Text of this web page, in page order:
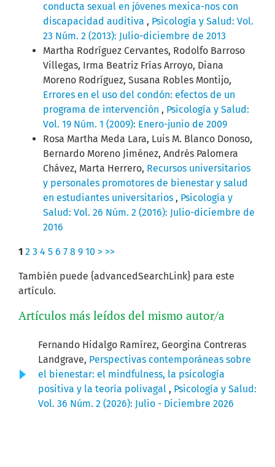
conducta sexual en jóvenes mexica-nos con
discapacidad auditiva , Psicología y Salud: Vol.
23 Núm. 2 (2013): Julio-diciembre de 2013
Martha Rodríguez Cervantes, Rodolfo Barroso
Villegas, Irma Beatriz Frías Arroyo, Diana
Moreno Rodríguez, Susana Robles Montijo,
Errores en el uso del condón: efectos de un
programa de intervención , Psicología y Salud:
Vol. 19 Núm. 1 (2009): Enero-junio de 2009
Rosa Martha Meda Lara, Luis M. Blanco Donoso,
Bernardo Moreno Jiménez, Andrés Palomera
Chávez, Marta Herrero, Recursos universitarios
y personales promotores de bienestar y salud
en estudiantes universitarios , Psicología y
Salud: Vol. 26 Núm. 2 (2016): Julio-diciembre de
2016
1 2 3 4 5 6 7 8 9 10 > >>
También puede {advancedSearchLink} para este
artículo.
Artículos más leídos del mismo autor/a
Fernando Hidalgo Ramírez, Georgina Contreras
Landgrave, Perspectivas contemporáneas sobre
el bienestar: el mindfulness, la psicología
positiva y la teoría polivagal , Psicología y Salud:
Vol. 36 Núm. 2 (2026): Julio - Diciembre 2026